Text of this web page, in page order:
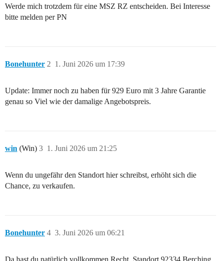
Werde mich trotzdem für eine MSZ RZ entscheiden. Bei Interesse
bitte melden per PN
Bonehunter 1. Juni 2026 um 17:39
2
Update: Immer noch zu haben für 929 Euro mit 3 Jahre Garantie
genau so Viel wie der damalige Angebotspreis.
win (Win) 1. Juni 2026 um 21:25
3
Wenn du ungefähr den Standort hier schreibst, erhöht sich die
Chance, zu verkaufen.
Bonehunter 3. Juni 2026 um 06:21
4
Da hast du natürlich vollkommen Recht. Standort 92334 Berching.